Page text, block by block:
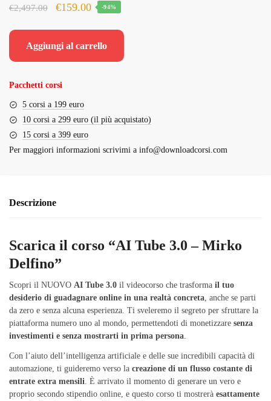
€2,497.00
Il
originale
€159.00Il
attuale
-94%
Aggiungi al carrello
Pacchetti corsi
5 corsi a 199 euro
10 corsi a 299 euro (il più acquistato)
15 corsi a 399 euro
Per maggiori informazioni scrivimi a info@downloadcorsi.com
Descrizione
Scarica il corso “AI Tube 3.0 – Mirko
Delfino”
Scopri il NUOVO AI Tube 3.0 il videocorso che trasforma il tuo
desiderio di guadagnare online in una realtà concreta, anche se parti
da zero e senza alcuna esperienza. Ti sveleremo il segreto per sfruttare la
piattaforma numero uno al mondo, permettendoti di monetizzare senza
investimenti e senza mostrarti in prima persona.
Con l’aiuto dell’intelligenza artificiale e delle sue incredibili capacità di
automazione, ti guideremo verso la creazione di un flusso costante di
entrate extra mensili . È arrivato il momento di generare un vero e
proprio secondo stipendio online, e questo corso ti mostrerà esattamente